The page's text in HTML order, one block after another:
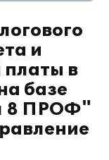
и
платы в
базе
8 ПРОФ"